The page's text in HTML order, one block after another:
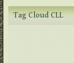
Tag Cloud CLL